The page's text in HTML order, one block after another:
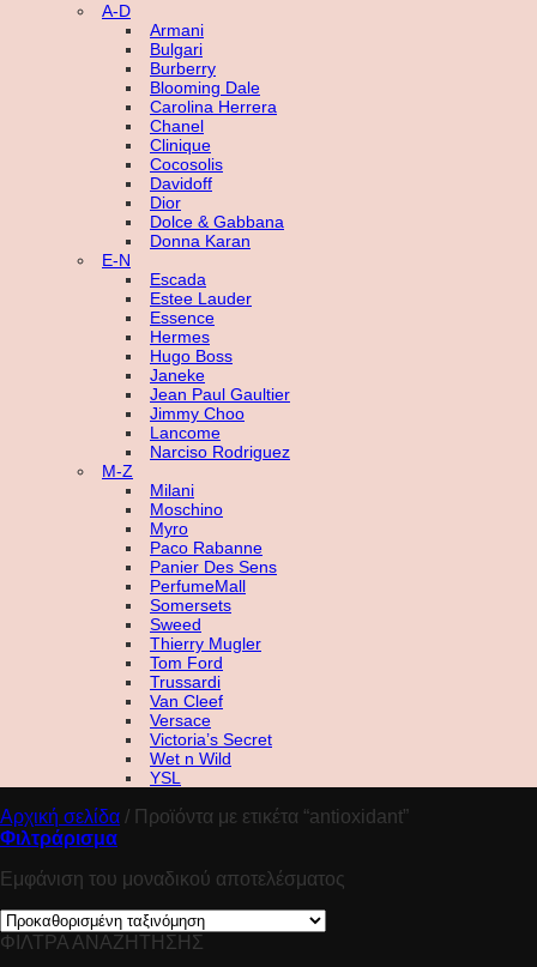
A-D
Armani
Bulgari
Burberry
Blooming Dale
Carolina Herrera
Chanel
Clinique
Cocosolis
Davidoff
Dior
Dolce & Gabbana
Donna Karan
E-N
Escada
Estee Lauder
Essence
Hermes
Hugo Boss
Janeke
Jean Paul Gaultier
Jimmy Choo
Lancome
Narciso Rodriguez
M-Z
Milani
Moschino
Myro
Paco Rabanne
Panier Des Sens
PerfumeMall
Somersets
Sweed
Thierry Mugler
Tom Ford
Trussardi
Van Cleef
Versace
Victoria’s Secret
Wet n Wild
YSL
Αρχική σελίδα / Προϊόντα με ετικέτα “antioxidant”
Φιλτράρισμα
Εμφάνιση του μοναδικού αποτελέσματος
ΦΙΛΤΡΑ ΑΝΑΖΗΤΗΣΗΣ